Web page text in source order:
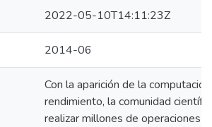
2022-05-10T14:11:23Z
2014-06
Con la aparición de la
rendimiento, la comunidad
realizar millones de operaciones